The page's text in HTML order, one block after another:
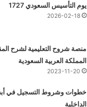
يوم التأسيس السعودي 1727
2026-02-18
منصة شروح التعليمية لشرح
المملكة العربية السعودية
2023-11-20
خطوات وشروط التسجيل في
الداخلية